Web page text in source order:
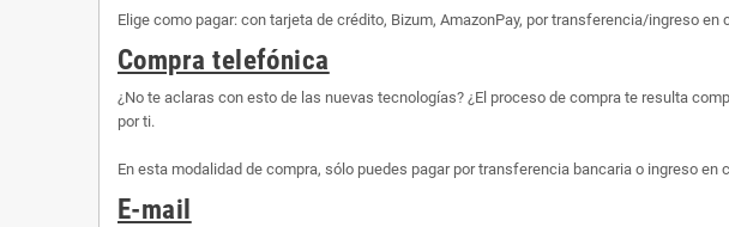
Elige como pagar: con tarjeta de crédito, Bizum, AmazonPay, por transferencia/ingreso
Compra telefónica
¿No te aclaras con esto de las nuevas tecnologías? ¿El proceso de compra te resulta
por ti.
En esta modalidad de compra, sólo puedes pagar por transferencia bancaria o ingreso en
E-mail